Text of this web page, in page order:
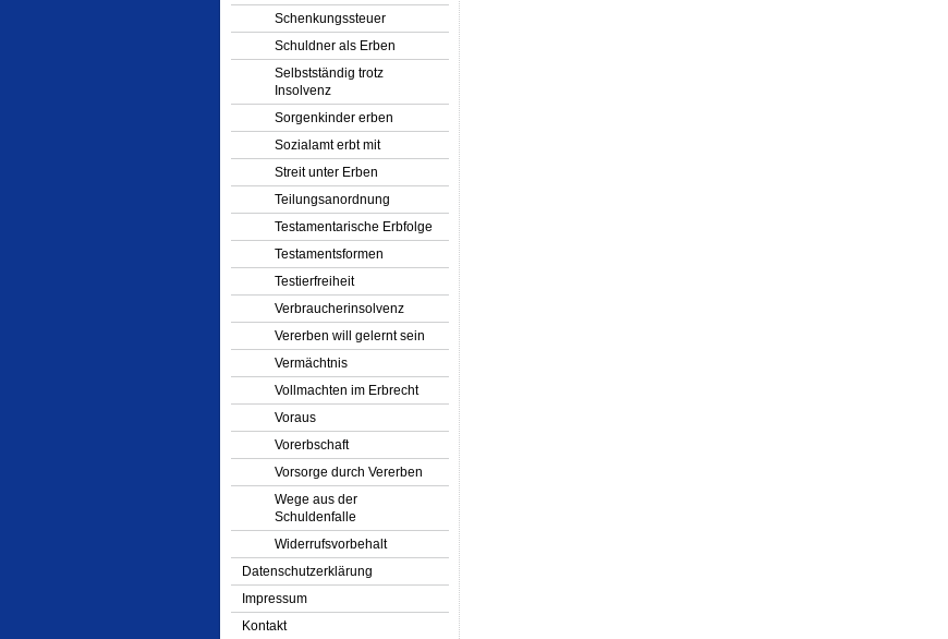
Schenkungssteuer
Schuldner als Erben
Selbstständig trotz
Insolvenz
Sorgenkinder erben
Sozialamt erbt mit
Streit unter Erben
Teilungsanordnung
Testamentarische Erbfolge
Testamentsformen
Testierfreiheit
Verbraucherinsolvenz
Vererben will gelernt sein
Vermächtnis
Vollmachten im Erbrecht
Voraus
Vorerbschaft
Vorsorge durch Vererben
Wege aus der
Schuldenfalle
Widerrufsvorbehalt
Datenschutzerklärung
Impressum
Kontakt